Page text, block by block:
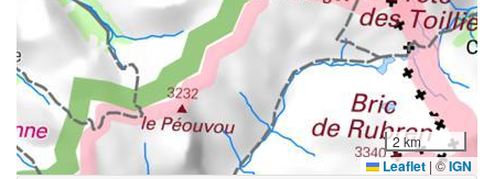
2 km
Leaflet | ©IGN